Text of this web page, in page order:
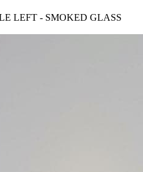
LEFT - SMOKED GLASS